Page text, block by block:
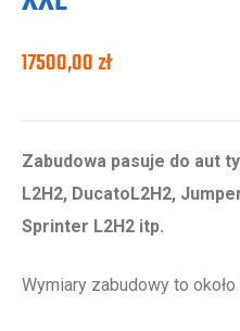
17500,00zł
Zabudowa pasuje do aut
L2H2, DucatoL2H2,
Sprinter L2H2 itp.
Wymiary zabudowy to